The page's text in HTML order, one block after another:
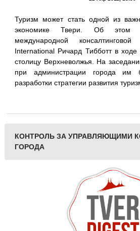
Туризм может стать одной из
экономике Твери. Об этом
международной
International Ричард Тибботт в ходе
столицу Верхневолжья. На
при администрации города им
разработки стратегии развития
КОНТРОЛЬ ЗА УПРАВЛЯЮЩИМИ
ГОРОДА